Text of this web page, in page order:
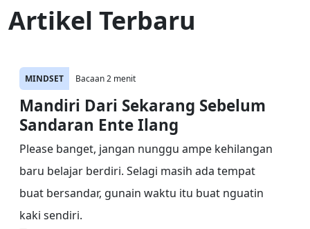
Artikel Terbaru
MINDSET Bacaan 2 menit
Mandiri Dari Sekarang Sebelum
Sandaran Ente Ilang
Please banget, jangan nunggu ampe kehilangan
baru belajar berdiri. Selagi masih ada tempat
buat bersandar, gunain waktu itu buat nguatin
kaki sendiri.